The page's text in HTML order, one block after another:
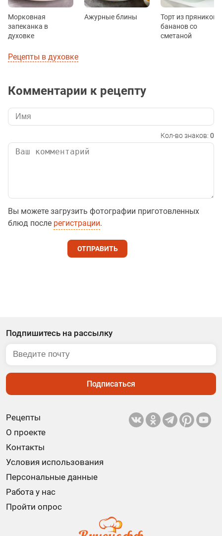
Морковная
запеканка в
духовке
Ажурные блины
Торт из пряников и
бананов со
сметаной
Рецепты в духовке
Комментарии к рецепту
Кол-во знаков: 0
Вы можете загрузить фотографии приготовленных
блюд после регистрации.
ОТПРАВИТЬ
Рецепты
О проекте
Контакты
Условия использования
Персональные данные
Работа у нас
Пройти опрос
Подпишитесь на рассылку
Подписаться